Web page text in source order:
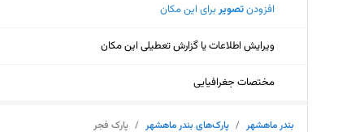
افزودنتصویربرای این مکان
ویرایش اطلاعات یا گزارش تعطیلی این مکان
مختصات جغرافیایی
بندر ماهشهر / پارک‌های بندر ماهشهر / پارک فجر